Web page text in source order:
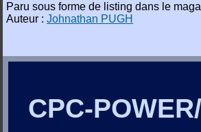
Paru sous forme de listing dans le
Auteur : Johnathan PUGH
CPC-